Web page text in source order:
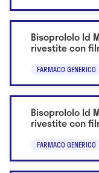
Bisoprololo Id
rivestite con
FARMACO GENERICO
Bisoprololo Id
rivestite con
FARMACO GENERICO